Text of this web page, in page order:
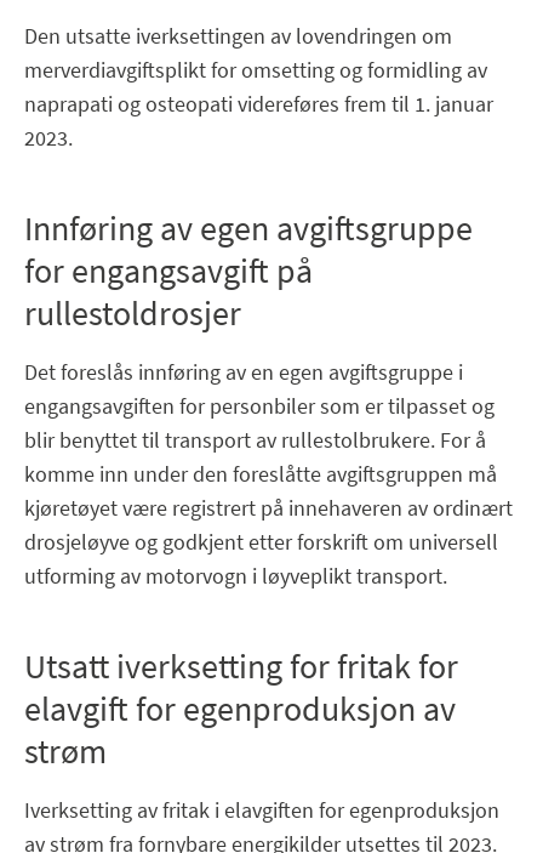
Den utsatte iverksettingen av lovendringen om
merverdiavgiftsplikt for omsetting og formidling av
naprapati og osteopati videreføres frem til 1. januar
2023.
Innføring av egen avgiftsgruppe
for engangsavgift på
rullestoldrosjer
Det foreslås innføring av en egen avgiftsgruppe i
engangsavgiften for personbiler som er tilpasset og
blir benyttet til transport av rullestolbrukere. For å
komme inn under den foreslåtte avgiftsgruppen må
kjøretøyet være registrert på innehaveren av ordinært
drosjeløyve og godkjent etter forskrift om universell
utforming av motorvogn i løyveplikt transport.
Utsatt iverksetting for fritak for
elavgift for egenproduksjon av
strøm
Iverksetting av fritak i elavgiften for egenproduksjon
av strøm fra fornybare energikilder utsettes til 2023.